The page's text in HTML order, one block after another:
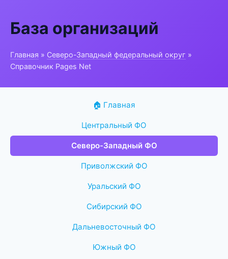
База организаций
Главная » Северо-Западный федеральный округ »
Справочник Pages Net
🏠 Главная
Центральный ФО
Северо-Западный ФО
Приволжский ФО
Уральский ФО
Сибирский ФО
Дальневосточный ФО
Южный ФО